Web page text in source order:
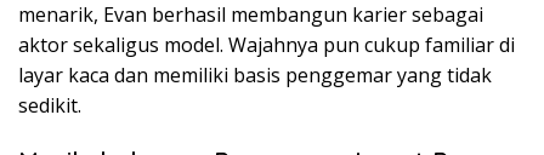
menarik, Evan berhasil membangun karier sebagai
aktor sekaligus model. Wajahnya pun cukup familiar di
layar kaca dan memiliki basis penggemar yang tidak
sedikit.